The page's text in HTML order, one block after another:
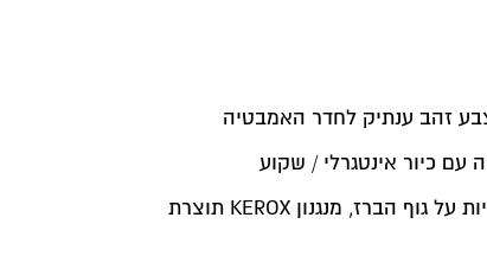
כיור אינטגרלי / שקוע
: אחריות יבואן 10 שנות אחריות על גוף הברז, מנגנון KEROX תוצרת